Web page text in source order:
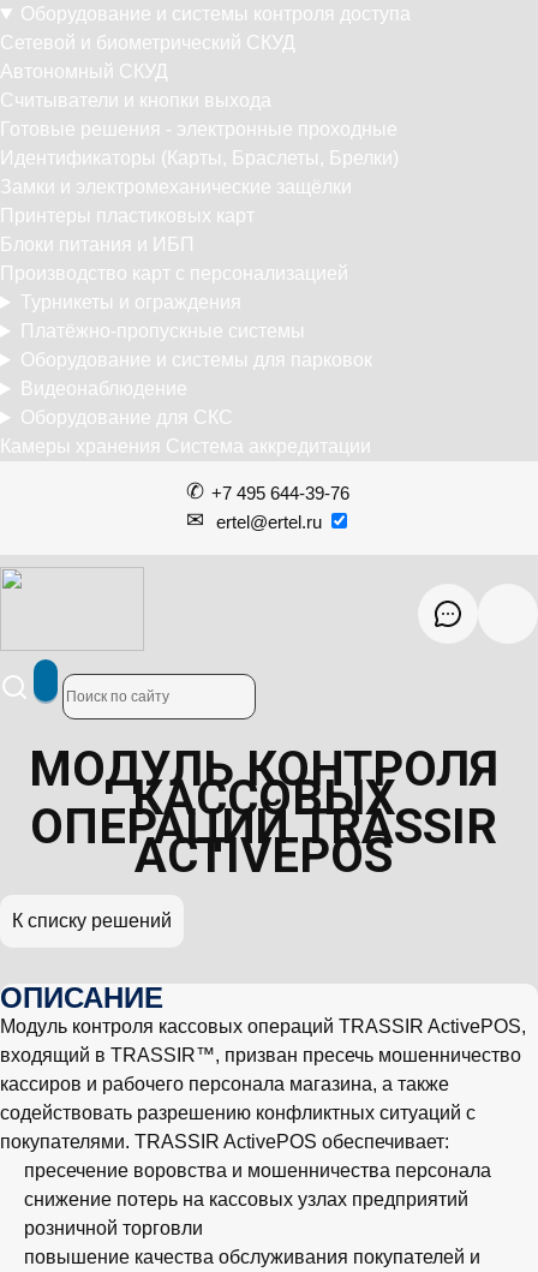
Оборудование и системы контроля доступа
Сетевой и биометрический СКУД
Автономный СКУД
Считыватели и кнопки выхода
Готовые решения - электронные проходные
Идентификаторы (Карты, Браслеты, Брелки)
Замки и электромеханические защёлки
Принтеры пластиковых карт
Блоки питания и ИБП
Производство карт с персонализацией
Турникеты и ограждения
Платёжно-пропускные системы
Оборудование и системы для парковок
Видеонаблюдение
Оборудование для СКС
Камеры хранения Система аккредитации
+7 495 644-39-76
ertel@ertel.ru
МОДУЛЬ КОНТРОЛЯ
КАССОВЫХ
ОПЕРАЦИЙ TRASSIR
ACTIVEPOS
К списку решений
ОПИСАНИЕ
Модуль контроля кассовых операций TRASSIR ActivePOS,
входящий в TRASSIR™, призван пресечь мошенничество
кассиров и рабочего персонала магазина, а также
содействовать разрешению конфликтных ситуаций с
покупателями. TRASSIR ActivePOS обеспечивает:
пресечение воровства и мошенничества персонала
снижение потерь на кассовых узлах предприятий
розничной торговли
повышение качества обслуживания покупателей и